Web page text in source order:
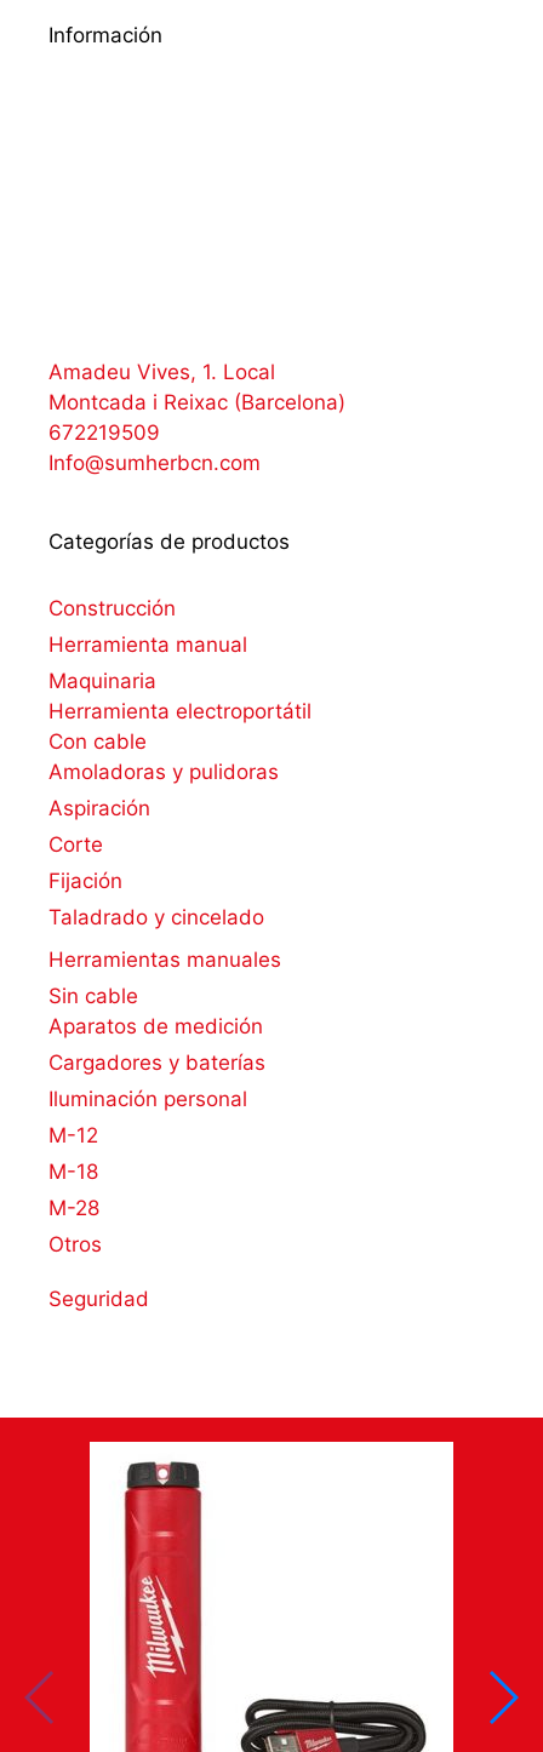
Información
Amadeu Vives, 1. Local
Montcada i Reixac (Barcelona)
672219509
Info@sumherbcn.com
Categorías de productos
Construcción
Herramienta manual
Maquinaria
Herramienta electroportátil
Con cable
Amoladoras y pulidoras
Aspiración
Corte
Fijación
Taladrado y cincelado
Herramientas manuales
Sin cable
Aparatos de medición
Cargadores y baterías
Iluminación personal
M-12
M-18
M-28
Otros
Seguridad